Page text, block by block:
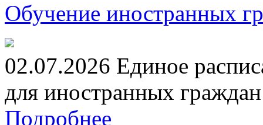
Обучение иностранных
02.07.2026 Единое
для иностранных
Подробнее